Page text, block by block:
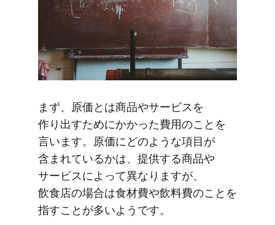
まず、​原価とは​商品や​サービスを​
作り出すために​かかった​費用の​ことを​
言います。​原価に​どのような​項目が​
含まれているかは、​提供する​商品や​
サービスに​よって​異なりますが、​
飲食店の​場合は​食材費や​飲料費の​ことを​
指すことが​多いようです。